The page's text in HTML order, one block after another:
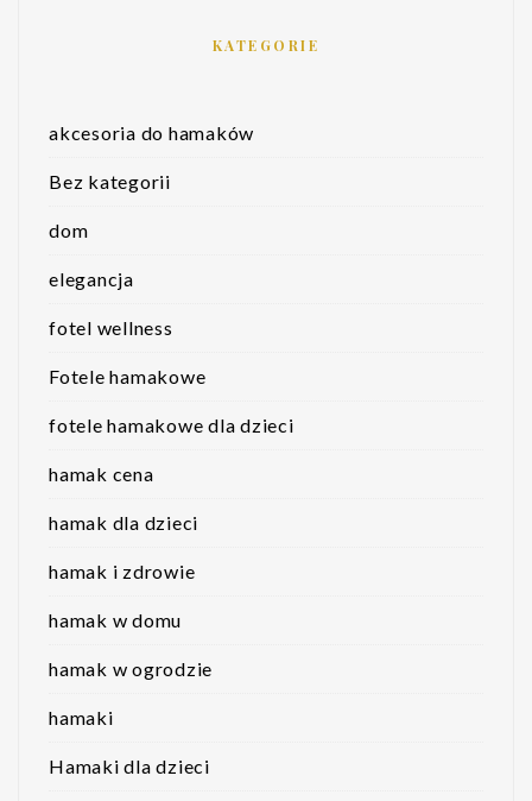
KATEGORIE
akcesoria do hamaków
Bez kategorii
dom
elegancja
fotel wellness
Fotele hamakowe
fotele hamakowe dla dzieci
hamak cena
hamak dla dzieci
hamak i zdrowie
hamak w domu
hamak w ogrodzie
hamaki
Hamaki dla dzieci